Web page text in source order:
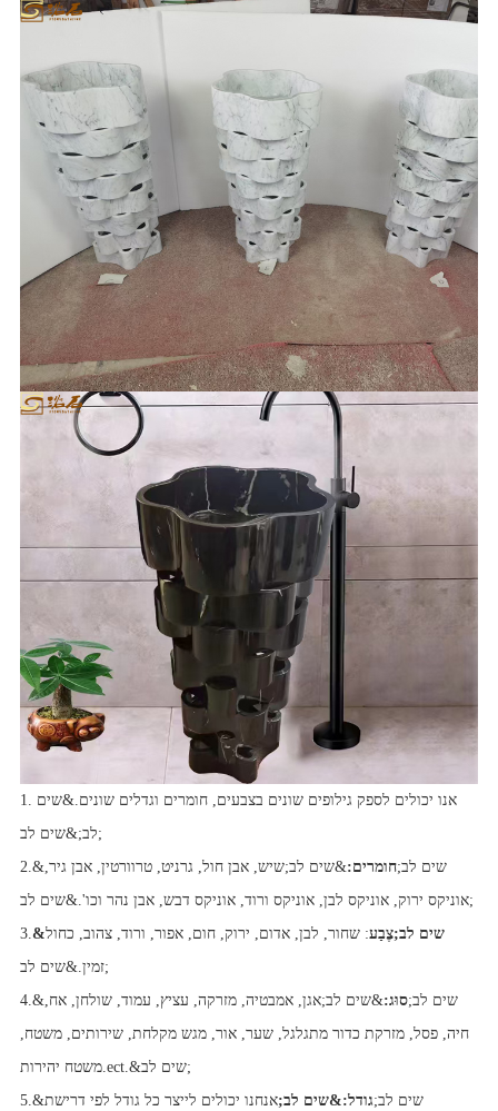
1. אנו יכולים לספק גילופים שונים בצבעים, חומרים וגדלים שונים.&שים
לב;&שים לב;
2.&שים לב;חומרים:&שים לב;שיש, אבן חול, גרניט, טרוורטין, אבן גיר,
אוניקס ירוק, אוניקס לבן, אוניקס ורוד, אוניקס דבש, אבן נהר וכו'.&שים לב;
3.
&שים לב;צֶבַע: שחור, לבן, אדום, ירוק, חום, אפור, ורוד, צהוב, כחול
זמין.&שים לב;
4.&שים לב;סוּג:&שים לב;אגן, אמבטיה, מזרקה, עציץ, עמוד, שולחן, אח,
חיה, פסל, מזרקת כדור מתגלגל, שער, אור, מגש מקלחת, שירותים, משטח,
משטח יהירות.ect.&שים לב;
5.&שים לב;גודל:&שים לב;אנחנו יכולים לייצר כל גודל לפי דרישת